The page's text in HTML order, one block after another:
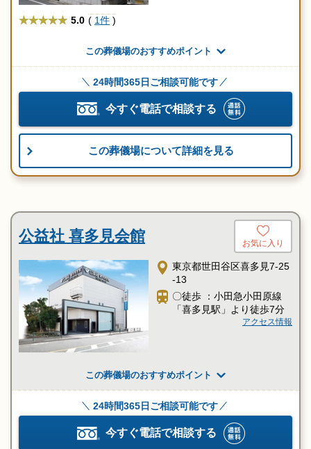
★★★★★ 5.0 ( 1件 )
この葬儀場のおすすめポイント
24時間365日ご相談可能です
今すぐ電話で相談する
この葬儀場について詳細を見る
公益社 喜多見会館 お気に入り
東京都世田谷区喜多見7-25
-13
〇徒歩 ：小田急小田原線
「喜多見駅」より徒歩7分
アクセス情報
この葬儀場のおすすめポイント
24時間365日ご相談可能です
今すぐ電話で相談する